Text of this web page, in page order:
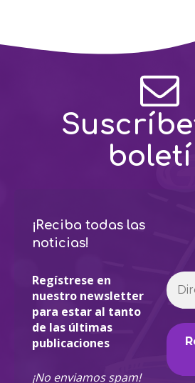
¡Reciba todas las
noticias!
Regístrese en
nuestro newsletter
para estar al tanto
de las últimas
publicaciones
¡No enviamos spam!